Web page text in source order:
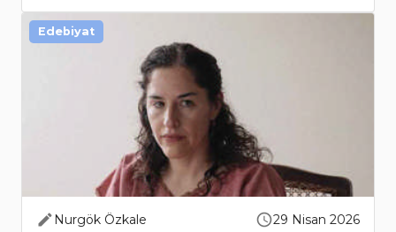
Nurgök Özkale 29 Nisan 2026
Edebiyat